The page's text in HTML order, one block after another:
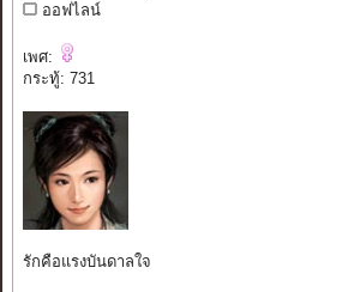
ออฟไลน์
เพศ:
กระทู้: 731
รักคือแรงบันดาลใจ